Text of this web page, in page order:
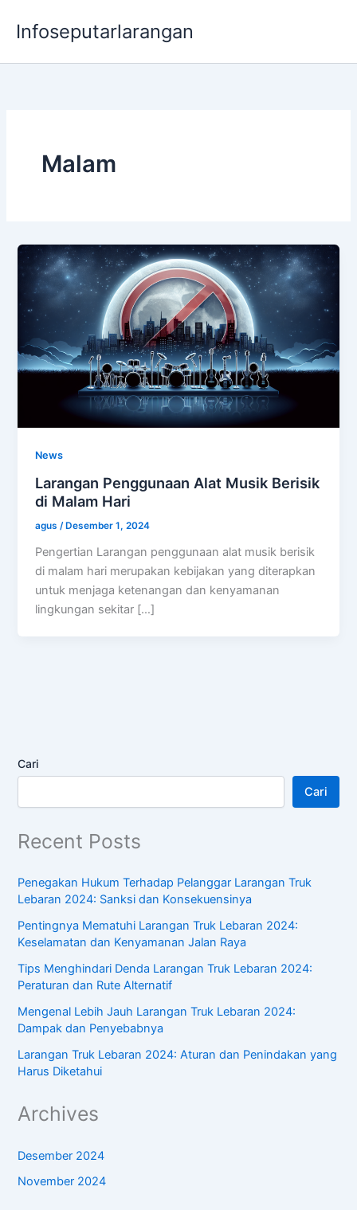
Infoseputarlarangan
Malam
News
Larangan Penggunaan Alat Musik Berisik
di Malam Hari
agus/ Desember 1, 2024
Pengertian Larangan penggunaan alat musik berisik
di malam hari merupakan kebijakan yang diterapkan
untuk menjaga ketenangan dan kenyamanan
lingkungan sekitar […]
Cari
Cari
Recent Posts
Penegakan Hukum Terhadap Pelanggar Larangan Truk
Lebaran 2024: Sanksi dan Konsekuensinya
Pentingnya Mematuhi Larangan Truk Lebaran 2024:
Keselamatan dan Kenyamanan Jalan Raya
Tips Menghindari Denda Larangan Truk Lebaran 2024:
Peraturan dan Rute Alternatif
Mengenal Lebih Jauh Larangan Truk Lebaran 2024:
Dampak dan Penyebabnya
Larangan Truk Lebaran 2024: Aturan dan Penindakan yang
Harus Diketahui
Archives
Desember 2024
November 2024